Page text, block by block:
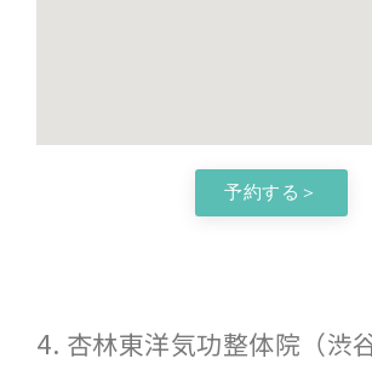
予約する＞
4. 杏林東洋気功整体院（渋谷